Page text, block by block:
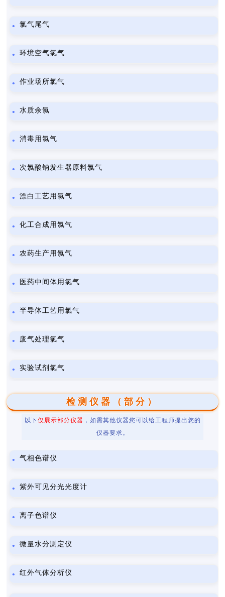
氯气尾气
环境空气氯气
作业场所氯气
水质余氯
消毒用氯气
次氯酸钠发生器原料氯气
漂白工艺用氯气
化工合成用氯气
农药生产用氯气
医药中间体用氯气
半导体工艺用氯气
废气处理氯气
实验试剂氯气
检测仪器（部分）
以下仅展示部分仪器 ，如需其他仪器您可以给工程师提出您的
仪器要求。
气相色谱仪
紫外可见分光光度计
离子色谱仪
微量水分测定仪
红外气体分析仪